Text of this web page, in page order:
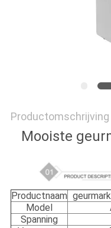
Productomschrijving
Mooiste
Productnaam
Model
Spanning